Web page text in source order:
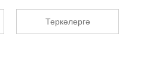
Теркәлергә